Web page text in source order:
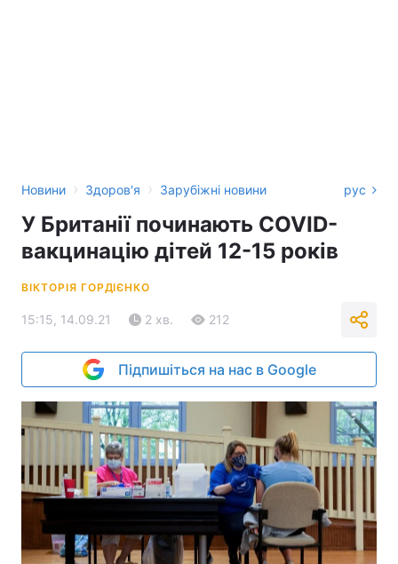
Новини › Здоров'я › Зарубіжні новини рус
У Британії починають COVID-
вакцинацію дітей 12-15 років
ВІКТОРІЯ ГОРДІЄНКО
15:15, 14.09.21 2 хв. 212
Підпишіться на нас в Google